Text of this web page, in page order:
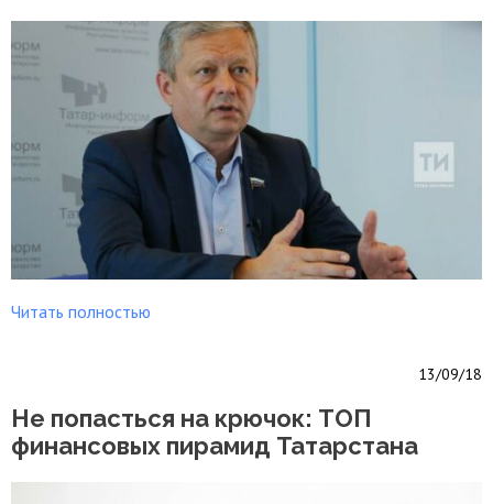
Читать полностью
13/09/18
Не попасться на крючок: ТОП
финансовых пирамид Татарстана